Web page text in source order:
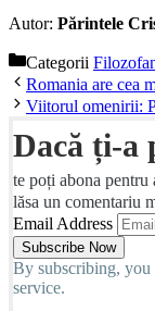
Autor: Părintele
Categorii
Romania are cea
Viitorul omenirii:
Dacă ți-a
te poți abona pentru
lăsa un comentariu
Email Address
By subscribing, you
service.